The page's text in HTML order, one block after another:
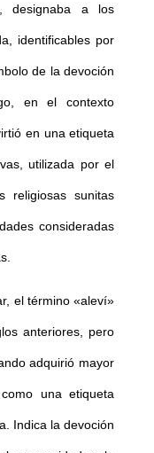
designaba a los
identificables por
de la devoción
en el contexto
en una etiqueta
utilizada por el
religiosas sunitas
consideradas
el término «aleví»
anteriores, pero
adquirió mayor
una etiqueta
Indica la devoción